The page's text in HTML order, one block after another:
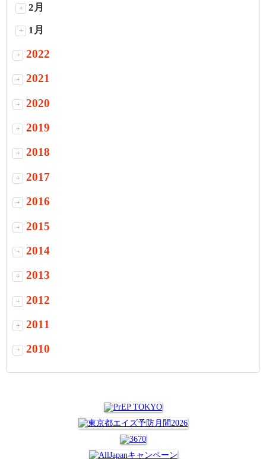
+ 2月
+ 1月
+ 2022
+ 2021
+ 2020
+ 2019
+ 2018
+ 2017
+ 2016
+ 2015
+ 2014
+ 2013
+ 2012
+ 2011
+ 2010